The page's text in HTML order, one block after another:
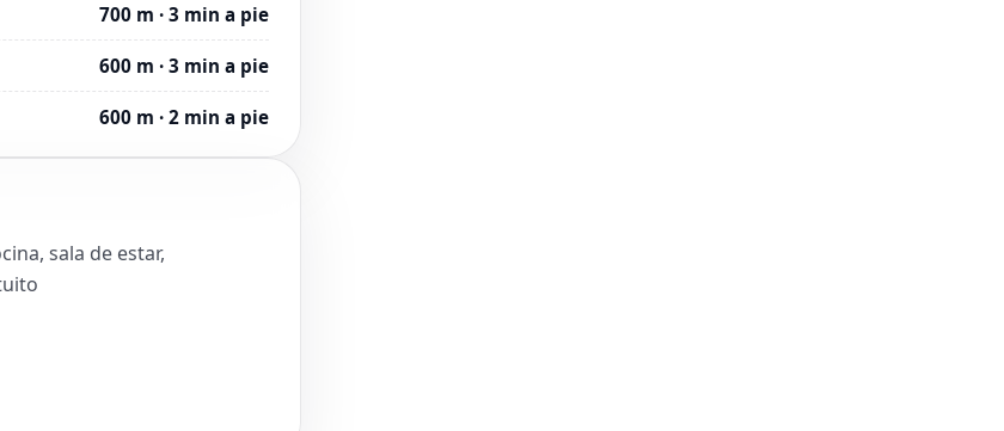
700 m · 3 min a pie
600 m · 3 min a pie
600 m · 2 min a pie
sala de estar,